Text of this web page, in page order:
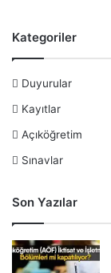
Kategoriler
Duyurular
Kayıtlar
Açıköğretim
Sınavlar
Son Yazılar